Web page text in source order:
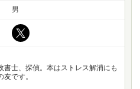
男
書士、探偵。本はストレス解消にも
です。